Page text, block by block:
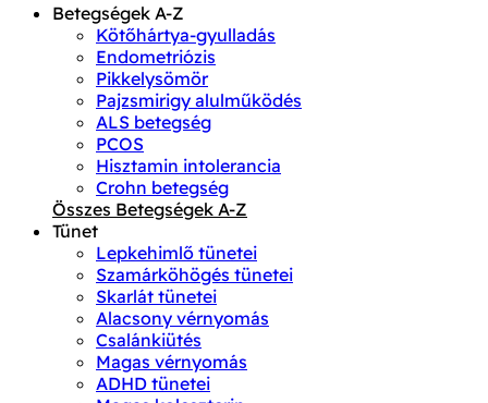
Betegségek A-Z
Kötőhártya-gyulladás
Endometriózis
Pikkelysömör
Pajzsmirigy alulműködés
ALS betegség
PCOS
Hisztamin intolerancia
Crohn betegség
Összes Betegségek A-Z
Tünet
Lepkehimlő tünetei
Szamárköhögés tünetei
Skarlát tünetei
Alacsony vérnyomás
Csalánkiütés
Magas vérnyomás
ADHD tünetei